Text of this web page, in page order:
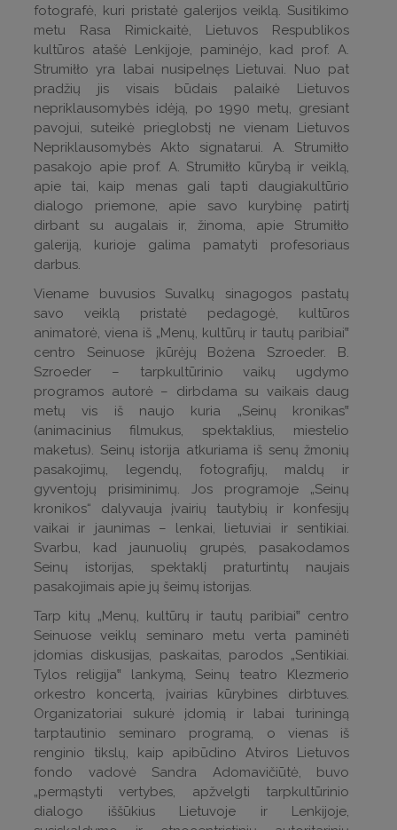
fotografė, kuri pristatė galerijos veiklą. Susitikimo
metu Rasa Rimickaitė, Lietuvos Respublikos
kultūros atašė Lenkijoje, paminėjo, kad prof. A.
Strumiłło yra labai nusipelnęs Lietuvai. Nuo pat
pradžių jis visais būdais palaikė Lietuvos
nepriklausomybės idėją, po 1990 metų, gresiant
pavojui, suteikė prieglobstį ne vienam Lietuvos
Nepriklausomybės Akto signatarui. A. Strumiłło
pasakojo apie prof. A. Strumiłło kūrybą ir veiklą,
apie tai, kaip menas gali tapti daugiakultūrio
dialogo priemone, apie savo kurybinę patirtį
dirbant su augalais ir, žinoma, apie Strumiłło
galeriją, kurioje galima pamatyti profesoriaus
darbus.
Viename buvusios Suvalkų sinagogos pastatų
savo veiklą pristatė pedagogė, kultūros
animatorė, viena iš „Menų, kultūrų ir tautų paribiai‟
centro Seinuose įkūrėjų Bożena Szroeder. B.
Szroeder – tarpkultūrinio vaikų ugdymo
programos autorė – dirbdama su vaikais daug
metų vis iš naujo kuria „Seinų kronikas‟
(animacinius filmukus, spektaklius, miestelio
maketus). Seinų istorija atkuriama iš senų žmonių
pasakojimų, legendų, fotografijų, maldų ir
gyventojų prisiminimų. Jos programoje „Seinų
kronikos“ dalyvauja įvairių tautybių ir konfesijų
vaikai ir jaunimas – lenkai, lietuviai ir sentikiai.
Svarbu, kad jaunuolių grupės, pasakodamos
Seinų istorijas, spektaklį praturtintų naujais
pasakojimais apie jų šeimų istorijas.
Tarp kitų „Menų, kultūrų ir tautų paribiai‟ centro
Seinuose veiklų seminaro metu verta paminėti
įdomias diskusijas, paskaitas, parodos „Sentikiai.
Tylos religija‟ lankymą, Seinų teatro Klezmerio
orkestro koncertą, įvairias kūrybines dirbtuves.
Organizatoriai sukurė įdomią ir labai turiningą
tarptautinio seminaro programą, o vienas iš
renginio tikslų, kaip apibūdino Atviros Lietuvos
fondo vadovė Sandra Adomavičiūtė, buvo
„permąstyti vertybes, apžvelgti tarpkultūrinio
dialogo iššūkius Lietuvoje ir Lenkijoje,